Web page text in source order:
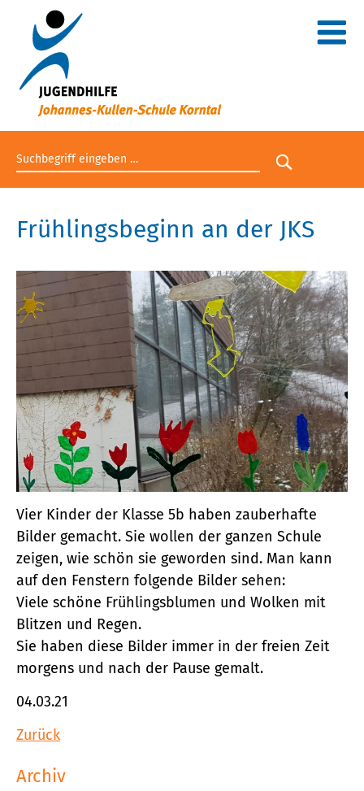
Suchbegriff eingeben
Suche
Frühlingsbeginn an der JKS
Vier Kinder der Klasse 5b haben zauberhafte
Bilder gemacht. Sie wollen der ganzen Schule
zeigen, wie schön sie geworden sind. Man kann
auf den Fenstern folgende Bilder sehen:
Viele schöne Frühlingsblumen und Wolken mit
Blitzen und Regen.
Sie haben diese Bilder immer in der freien Zeit
morgens und nach der Pause gemalt.
04.03.21
Zurück
Archiv